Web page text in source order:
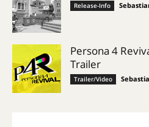
Release-Info
Persona 4
Trailer
Trailer/Video